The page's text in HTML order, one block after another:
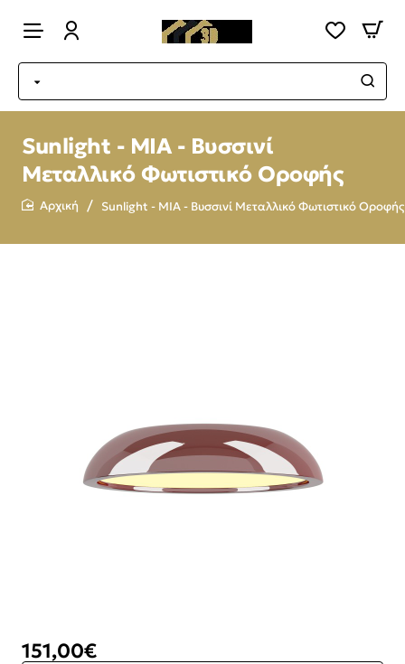
Sunlight - MIA - Βυσσινί
Μεταλλικό Φωτιστικό Οροφής
Sunlight - MIA - Βυσσινί Μεταλλικό Φωτιστικό Οροφής
151,00€